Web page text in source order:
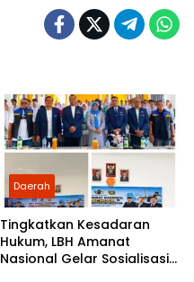
Daerah
Tingkatkan Kesadaran
Hukum, LBH Amanat
Nasional Gelar Sosialisasi